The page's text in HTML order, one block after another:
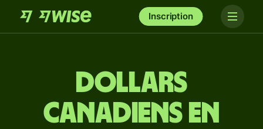
Inscription
Dollars
canadiens en